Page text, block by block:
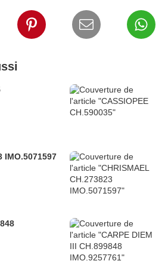
CHRISMAEL CH.273823 IMO.5071597